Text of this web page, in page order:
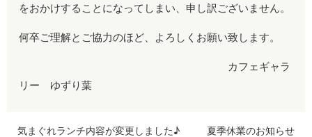
をおかけすることになってしまい、申し訳ございません。
何卒ご理解とご協力のほど、よろしくお願い致します。
カフェギャラ
リー ゆずり葉
気まぐれランチ内容が変更しました♪ 夏季休業のお知らせ